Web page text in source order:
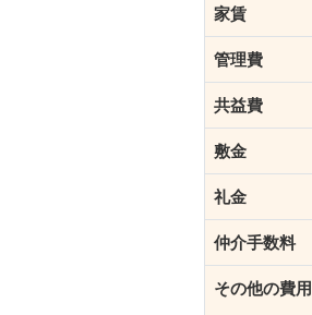
家賃
管理費
共益費
敷金
礼金
仲介手数料
その他の費用